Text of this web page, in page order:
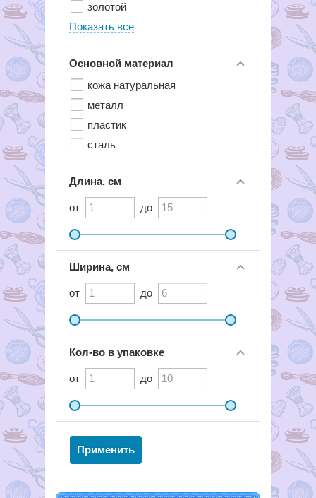
золотой
Показать все
Основной материал
кожа натуральная
металл
пластик
сталь
Длина, см
от до
Ширина, см
от до
Кол-во в упаковке
от до